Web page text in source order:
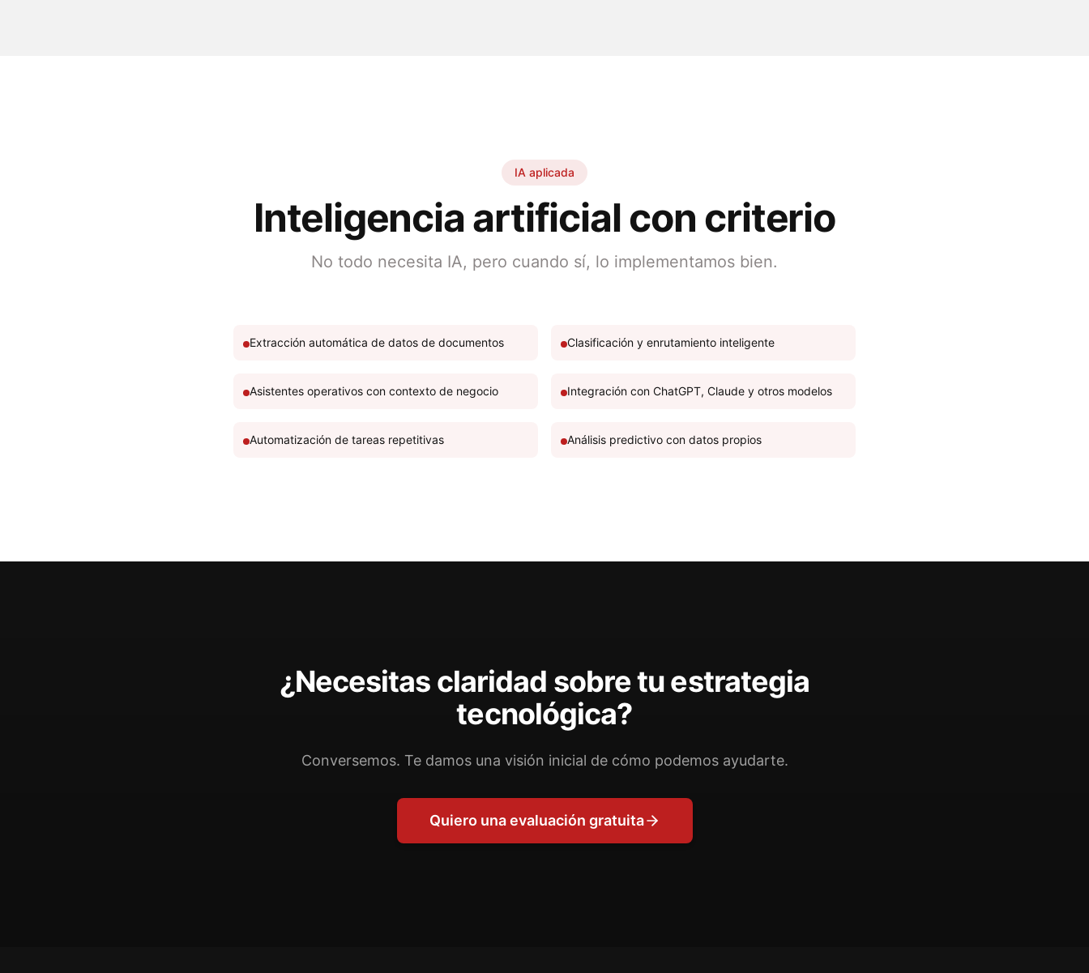
IA aplicada
Inteligencia artificial con criterio
No todo necesita IA, pero cuando sí, lo implementamos bien.
Extracción automática de datos de documentos Clasificación y enrutamiento inteligente
Asistentes operativos con contexto de negocio Integración con ChatGPT, Claude y otros modelos
Automatización de tareas repetitivas Análisis predictivo con datos propios
¿Necesitas claridad sobre tu estrategia
tecnológica?
Conversemos. Te damos una visión inicial de cómo podemos ayudarte.
Quiero una evaluación gratuita